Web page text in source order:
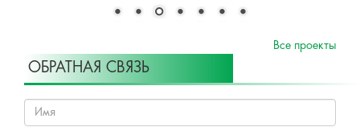
Все проекты
ОБРАТНАЯ СВЯЗЬ